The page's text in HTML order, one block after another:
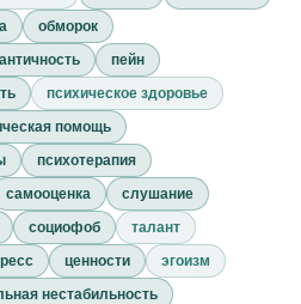
обморок
пейн
психическое здоровье
помощь
психотерапия
самооценка
слушание
социофоб
талант
ценности
эгоизм
нестабильность